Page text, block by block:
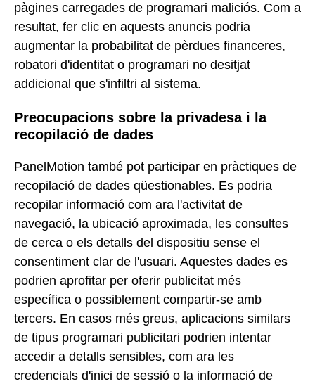
pàgines carregades de programari maliciós. Com a
resultat, fer clic en aquests anuncis podria
augmentar la probabilitat de pèrdues financeres,
robatori d'identitat o programari no desitjat
addicional que s'infiltri al sistema.
Preocupacions sobre la privadesa i la
recopilació de dades
PanelMotion també pot participar en pràctiques de
recopilació de dades qüestionables. Es podria
recopilar informació com ara l'activitat de
navegació, la ubicació aproximada, les consultes
de cerca o els detalls del dispositiu sense el
consentiment clar de l'usuari. Aquestes dades es
podrien aprofitar per oferir publicitat més
específica o possiblement compartir-se amb
tercers. En casos més greus, aplicacions similars
de tipus programari publicitari podrien intentar
accedir a detalls sensibles, com ara les
credencials d'inici de sessió o la informació de